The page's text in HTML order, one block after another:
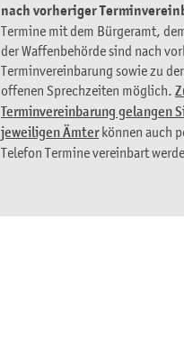
nach vorheriger
Termine mit dem Bürgeramt,
der Waffenbehörde sind nach
Terminvereinbarung sowie zu
offenen Sprechzeiten möglich.
Terminvereinbarung gelangen
jeweiligen Ämterkönnen auch
Telefon Termine vereinbart